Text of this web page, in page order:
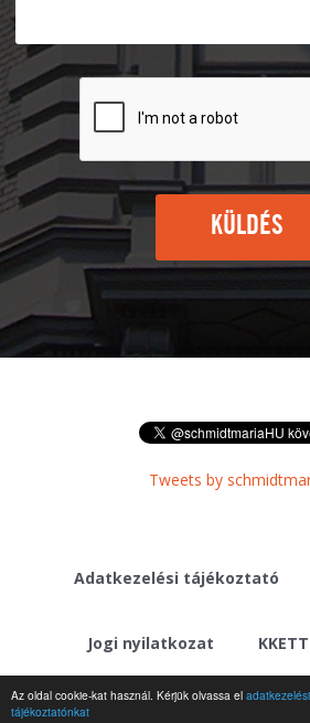
Az oldal cookie-kat használ. Kérjük olvassa el adatkezelési
tájékoztatónkat
KÜLDÉS
Tweets by
Adatkezelési tájékoztató
Jogi nyilatkozat